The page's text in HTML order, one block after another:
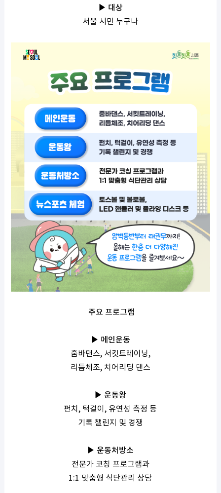
▶ 대상
서울 시민 누구나
주요 프로그램
▶ 메인운동
줌바댄스, 서킷트레이닝,
리듬체조, 치어리딩 댄스
▶ 운동왕
펀치, 턱걸이, 유연성 측정 등
기록 챌린지 및 경쟁
▶ 운동처방소
전문가 코칭 프로그램과
1:1 맞춤형 식단관리 상담